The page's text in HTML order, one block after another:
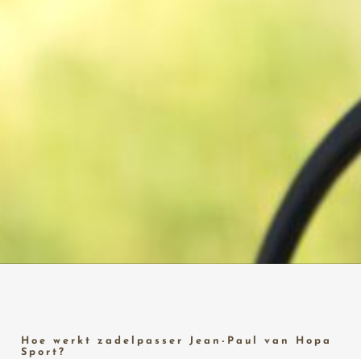
Hoe werkt zadelpasser Jean-Paul van Hopa
Sport?